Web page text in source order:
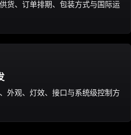
货、订单排期、包装方式与国际运
外观、灯效、接口与系统级控制方